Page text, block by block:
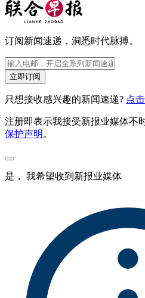
订阅新闻速递，洞悉时代脉搏。
立即订阅
只想接收感兴趣的新闻速递? 点击
注册即表示我接受新报业媒体不
保护声明。
是， 我希望收到新报业媒体